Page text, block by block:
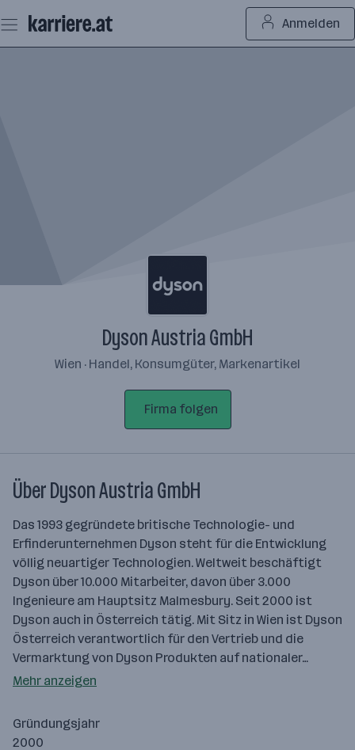
Seiteninhalt
springen
Anmelden
Dyson Austria GmbH
Wien · Handel, Konsumgüter, Markenartikel
Firma folgen
Über Dyson Austria GmbH
Das 1993 gegründete britische Technologie- und
Erfinderunternehmen Dyson steht für die Entwicklung
völlig neuartiger Technologien. Weltweit beschäftigt
Dyson über 10.000 Mitarbeiter, davon über 3.000
Ingenieure am Hauptsitz Malmesbury. Seit 2000 ist
Dyson auch in Österreich tätig. Mit Sitz in Wien ist Dyson
Österreich verantwortlich für den Vertrieb und die
Vermarktung von Dyson Produkten auf nationaler…
Mehr anzeigen
Gründungsjahr
2000